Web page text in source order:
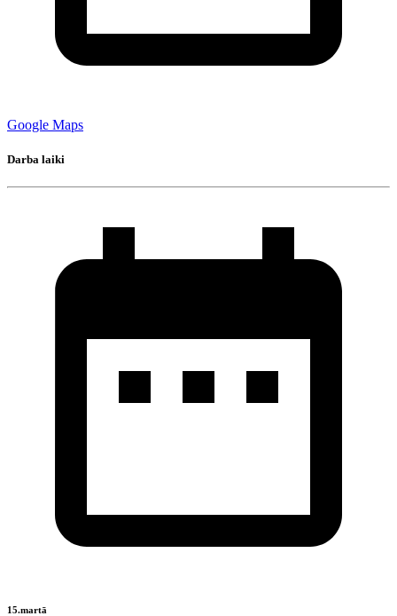
Google Maps
Darba laiki
15.martā